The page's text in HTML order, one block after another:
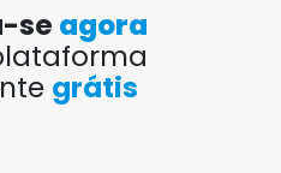
se agora
grátis